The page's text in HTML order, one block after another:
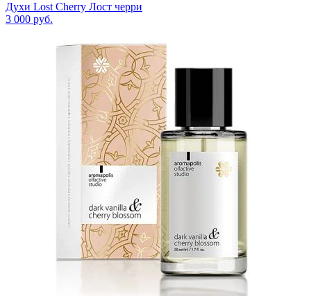
Духи Lost Cherry Лост черри
3 000 руб.